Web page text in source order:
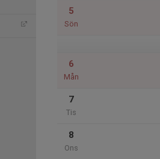
5
Sön
6
Mån
7
Tis
8
Ons